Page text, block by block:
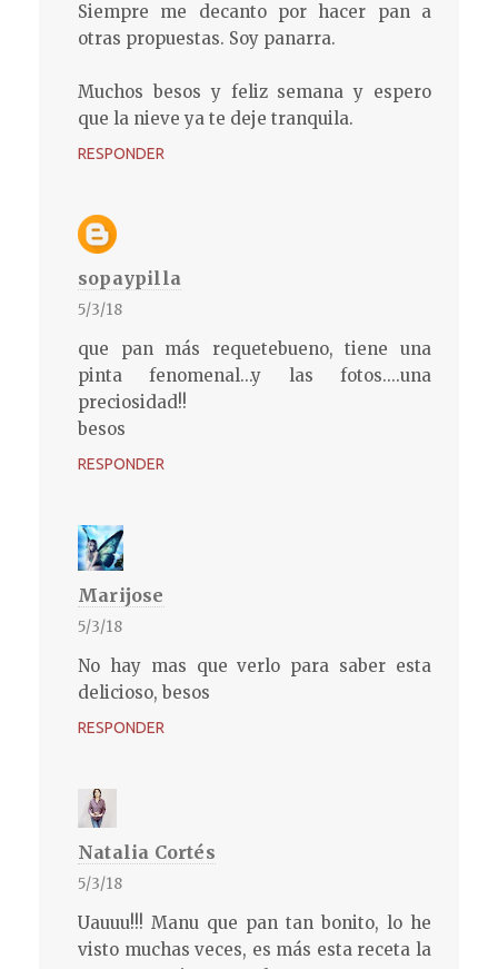
Siempre me decanto por hacer pan a
otras propuestas. Soy panarra.
Muchos besos y feliz semana y espero
que la nieve ya te deje tranquila.
RESPONDER
sopaypilla
5/3/18
que pan más requetebueno, tiene una
pinta fenomenal...y las fotos....una
preciosidad!!
besos
RESPONDER
Marijose
5/3/18
No hay mas que verlo para saber esta
delicioso, besos
RESPONDER
Natalia Cortés
5/3/18
Uauuu!!! Manu que pan tan bonito, lo he
visto muchas veces, es más esta receta la